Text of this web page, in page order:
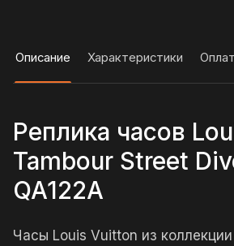
Описание Характеристики
Реплика часов
Tambour Street
QA122A
Часы Louis Vuitton из